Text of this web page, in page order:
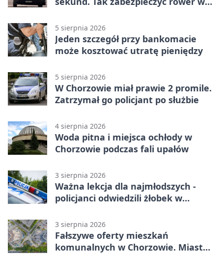
5 sierpnia 2026
Jeden szczegół przy bankomacie
może kosztować utratę pieniędzy
5 sierpnia 2026
W Chorzowie miał prawie 2 promile.
Zatrzymał go policjant po służbie
4 sierpnia 2026
Woda pitna i miejsca ochłody w
Chorzowie podczas fali upałów
3 sierpnia 2026
Ważna lekcja dla najmłodszych -
policjanci odwiedzili żłobek w
3 sierpnia 2026
Fałszywe oferty mieszkań
komunalnych w Chorzowie. Miasto